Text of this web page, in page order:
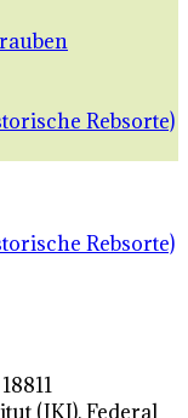
Rebsorte)
Rebsorte)
(JKI), Federal